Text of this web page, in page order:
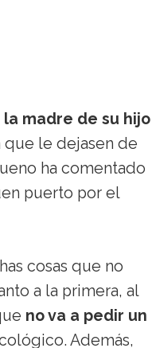
madre de su hijo
que le dejasen de
ha comentado
puerto por el
cosas que no
a la primera, al
no va a pedir un
Además,